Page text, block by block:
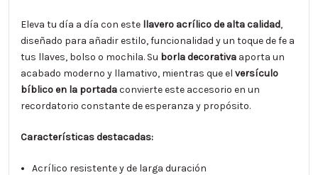
Eleva tu día a día con este llavero acrílico de alta calidad,
diseñado para añadir estilo, funcionalidad y un toque de fe a
tus llaves, bolso o mochila. Su borla decorativa aporta un
acabado moderno y llamativo, mientras que el versículo
bíblico en la portadaconvierte este accesorio en un
recordatorio constante de esperanza y propósito.
Características destacadas:
Acrílico resistente y de larga duración